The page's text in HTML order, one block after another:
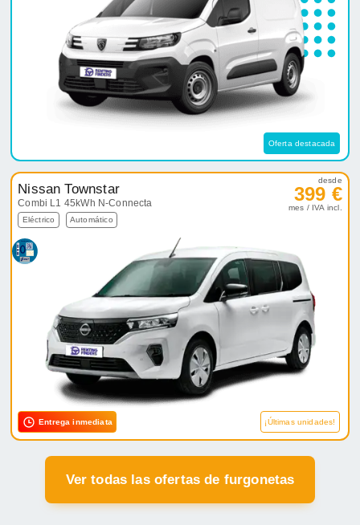
Oferta destacada
Nissan Townstar
Combi L1 45kWh N-Connecta
Automático
desde
399 €
mes / IVA incl.
Entrega inmediata ¡Últimas unidades!
Ver todas las ofertas de furgonetas
Ofertas de renting de coches
diésel
¿Por qué arriesgar si conoces lo que te funciona?
Explora nuestras ofertas de renting de coches